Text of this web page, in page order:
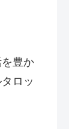
豊か
ロッ